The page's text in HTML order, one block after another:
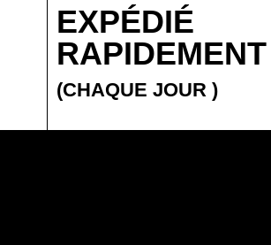
EXPÉDIÉ
RAPIDEMENT
(CHAQUE JOUR )